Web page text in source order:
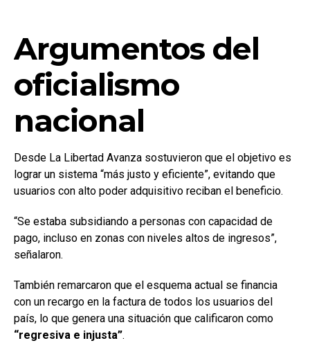
Argumentos del
oficialismo
nacional
Desde La Libertad Avanza sostuvieron que el objetivo es
lograr un sistema “más justo y eficiente”, evitando que
usuarios con alto poder adquisitivo reciban el beneficio.
“Se estaba subsidiando a personas con capacidad de
pago, incluso en zonas con niveles altos de ingresos”,
señalaron.
También remarcaron que el esquema actual se financia
con un recargo en la factura de todos los usuarios del
país, lo que genera una situación que calificaron como
“regresiva e injusta”.